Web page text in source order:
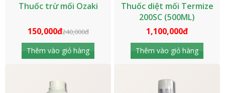
Thuốc trừ mối Ozaki
150,000đ240,000đ
Thêm vào giỏ hàng
Thuốc diệt mối Termize
200SC (500ML)
1,100,000đ
Thêm vào giỏ hàng